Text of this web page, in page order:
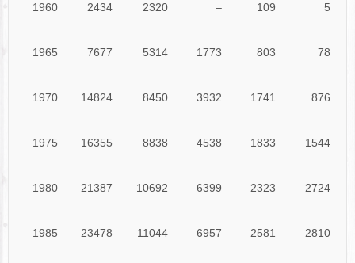
1960 2434 2320 – 109 5
1965 7677 5314 1773 803 78
1970 14824 8450 3932 1741 876
1975 16355 8838 4538 1833 1544
1980 21387 10692 6399 2323 2724
1985 23478 11044 6957 2581 2810